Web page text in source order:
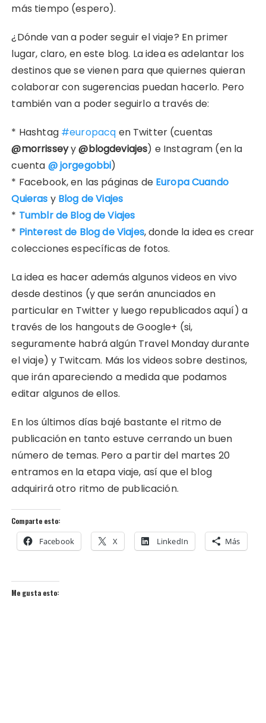
más tiempo (espero).
¿Dónde van a poder seguir el viaje? En primer
lugar, claro, en este blog. La idea es adelantar los
destinos que se vienen para que quiernes quieran
colaborar con sugerencias puedan hacerlo. Pero
también van a poder seguirlo a través de:
* Hashtag #europacq en Twitter (cuentas
@morrisseyy@blogdeviajes) e Instagram (en la
cuenta @ jorgegobbi)
* Facebook, en las páginas de Europa Cuando
Quieras y Blog de Viajes
* Tumblr de Blog de Viajes
* Pinterest de Blog de Viajes, donde la idea es crear
colecciones específicas de fotos.
La idea es hacer además algunos videos en vivo
desde destinos (y que serán anunciados en
particular en Twitter y luego republicados aquí) a
través de los hangouts de Google+ (si,
seguramente habrá algún Travel Monday durante
el viaje) y Twitcam. Más los videos sobre destinos,
que irán apareciendo a medida que podamos
editar algunos de ellos.
En los últimos días bajé bastante el ritmo de
publicación en tanto estuve cerrando un buen
número de temas. Pero a partir del martes 20
entramos en la etapa viaje, así que el blog
adquirirá otro ritmo de publicación.
Comparte esto:
Facebook X LinkedIn Más
Me gusta esto: